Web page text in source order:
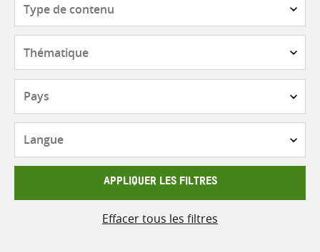
contenu
APPLIQUER LES FILTRES
Effacer tous les filtres